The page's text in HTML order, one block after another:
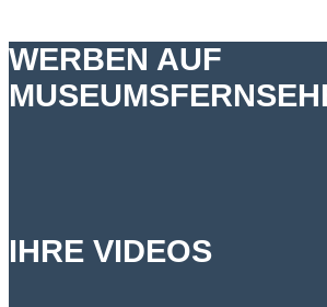
WERBEN AUF
IHRE VIDEOS